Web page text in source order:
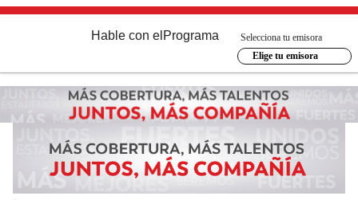
Hable con el Programa
Selecciona tu emisora
Elige tu emisora